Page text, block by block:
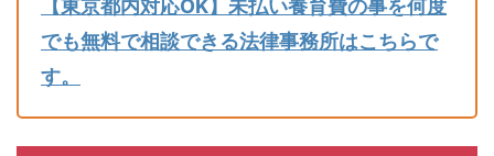
【東京都内対応OK】未払い養育費の事を何度
でも無料で相談できる法律事務所はこちらで
す。